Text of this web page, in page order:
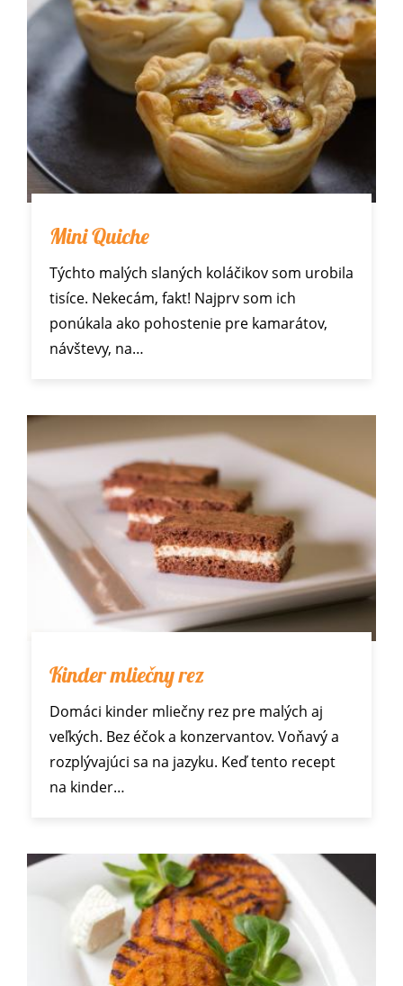
Mini Quiche
Týchto malých slaných koláčikov som urobila
tisíce. Nekecám, fakt! Najprv som ich
ponúkala ako pohostenie pre kamarátov,
návštevy, na…
Kinder mliečny rez
Domáci kinder mliečny rez pre malých aj
veľkých. Bez éčok a konzervantov. Voňavý a
rozplývajúci sa na jazyku. Keď tento recept
na kinder…